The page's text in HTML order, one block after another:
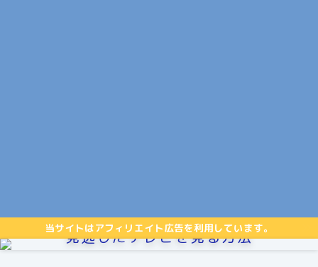
当サイトはアフィリエイト広告を利用しています。
見逃したテレビを見る方法